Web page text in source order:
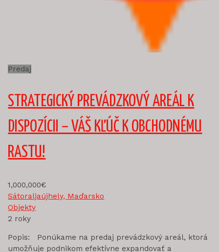
Predaj
STRATEGICKÝ PREVÁDZKOVÝ AREÁL K
DISPOZÍCII – VÁŠ KĽÚČ K OBCHODNÉMU
RASTU!
1,000,000€
Sátoraljaújhely, Maďarsko
Objekty
2 roky
Popis: Ponúkame na predaj prevádzkový areál, ktorá
umožňuje podnikom efektívne expandovať a